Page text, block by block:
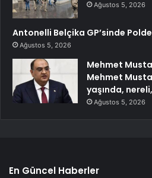
Ağustos 5, 2026
Antonelli Belçika GP’sinde
Ağustos 5, 2026
Mehmet
Mehmet
yaşında,
Ağustos 5, 2026
En Güncel Haberler